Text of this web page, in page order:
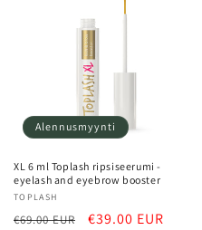
Alennusmyynti
XL 6 ml Toplash ripsiseerumi -
eyelash and eyebrow booster
Myyjä:
TOPLASH
Normaalihinta
€69.00 EUR Alennushinta
€39.00 EUR